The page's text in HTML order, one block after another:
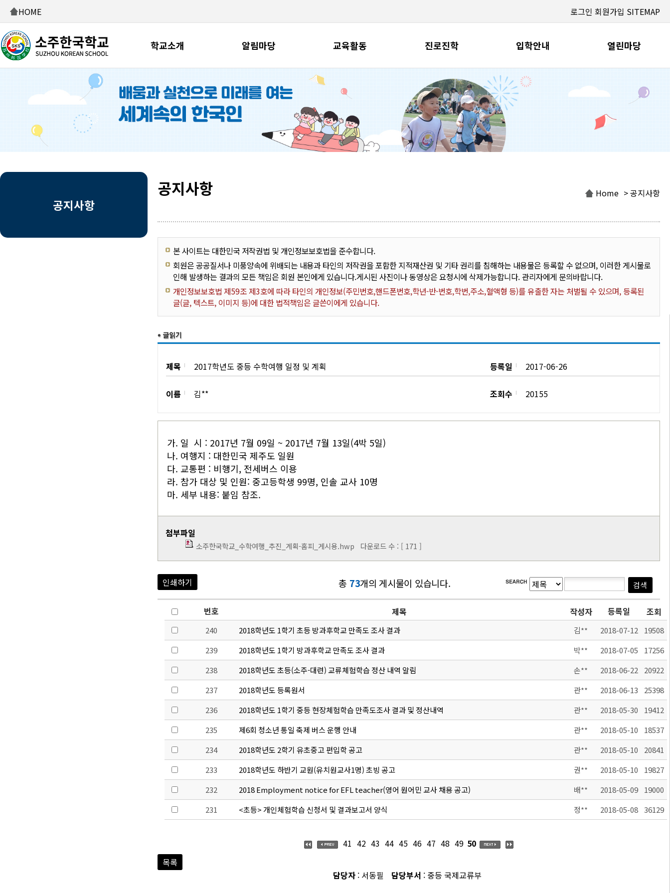
HOME 로그인 회원가입 SITEMAP
학교소개 알림마당 교육활동 진로진학 입학안내 열린마당
공지사항
공지사항 Home > 공지사항
본 사이트는 대한민국 저작권법 및 개인정보보호법을 준수합니다.
회원은 공공질서나 미풍양속에 위배되는 내용과 타인의 저작권을 포함한 지적재산권 및 기타 권리를 침해하는 내용물은 등록할 수 없으며, 이러한 게시물로
인해 발생하는 결과의 모든 책임은 회원 본인에게 있습니다.게시된 사진이나 동영상은 요청시에 삭제가능합니다. 관리자에게 문의바랍니다.
개인정보보호법 제59조 제3호에 따라 타인의 개인정보(주민번호,핸드폰번호,학년-반-번호,학번,주소,혈액형 등)를 유출한 자는 처벌될 수 있으며, 등록된
글(글, 텍스트, 이미지 등)에 대한 법적책임은 글쓴이에게 있습니다.
제목 2017학년도 중등 수학여행 일정 및 계획 등록일 2017-06-26
이름 김** 조회수 20155
가. 일 시 : 2017년 7월 09일 ~ 2017년 7월 13일(4박 5일)
나. 여행지 : 대한민국 제주도 일원
다. 교통편 : 비행기, 전세버스 이용
라. 참가 대상 및 인원: 중고등학생 99명, 인솔 교사 10명
마. 세부 내용: 붙임 참조.
첨부파일
소주한국학교_수학여행_추진_계획-홈피_게시용.hwp 다운로드 수 : [ 171 ]
인쇄하기 총 73개의 게시물이 있습니다.
번호 제목 작성자 등록일 조회
240 2018학년도 1학기 초등 방과후학교 만족도 조사 결과 김** 2018-07-12
19508
239
2018학년도 1학기 방과후학교 만족도 조사 결과 박** 2018-07-05
17256
238
2018학년도 초등(소주-대련) 교류체험학습 정산 내역 알림 손** 2018-06-22
20922
237
2018학년도 등록원서 관** 2018-06-13
25398
236
2018학년도 1학기 중등 현장체험학습 만족도조사 결과 및 정산내역 관** 2018-05-30
19412
235
제6회 청소년 통일 축제 버스 운행 안내 관** 2018-05-10
18537
234
2018학년도 2학기 유초중고 편입학 공고 관** 2018-05-10
20841
233
2018학년도 하반기 교원(유치원교사1명) 초빙 공고 권** 2018-05-10
19827
232
2018 Employment notice for EFL teacher(영어 원어민 교사 채용 공고) 배** 2018-05-09
19000
231
<초등> 개인체험학습 신청서 및 결과보고서 양식 정** 2018-05-08 36129
41 42 43 44 45 46 47 48 49 50
목록
담당자 : 서동필 담당부서 : 중등 국제교류부